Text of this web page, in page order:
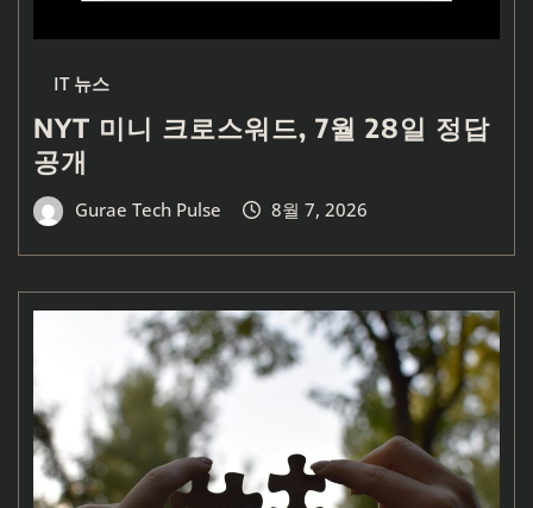
IT 뉴스
NYT 미니 크로스워드, 7월 28일 정답
공개
Gurae Tech Pulse 8월 7, 2026